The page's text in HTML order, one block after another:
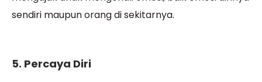
sendiri maupun orang di sekitarnya.
5. Percaya Diri